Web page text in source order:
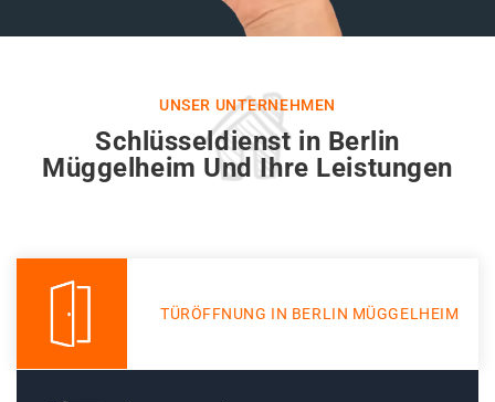
UNSER UNTERNEHMEN
Schlüsseldienst in Berlin
Müggelheim Und Ihre Leistungen
TÜRÖFFNUNG IN BERLIN MÜGGELHEIM